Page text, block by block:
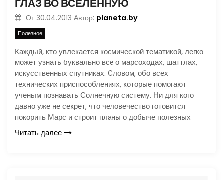
ГЛАЗ ВО ВСЕЛЕННУЮ
От 30.04.2013 Автор: planeta.by
Полезное
Каждый, кто увлекается космической тематикой, легко
может узнать буквально все о марсоходах, шаттлах,
искусственных спутниках. Словом, обо всех
технических приспособлениях, которые помогают
ученым познавать Солнечную систему. Ни для кого
давно уже не секрет, что человечество готовится
покорить Марс и строит планы о добыче полезных
Читать далее